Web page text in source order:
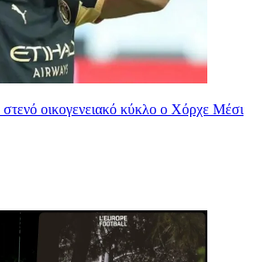
οικογενειακό κύκλο ο Χόρχε Μέσι